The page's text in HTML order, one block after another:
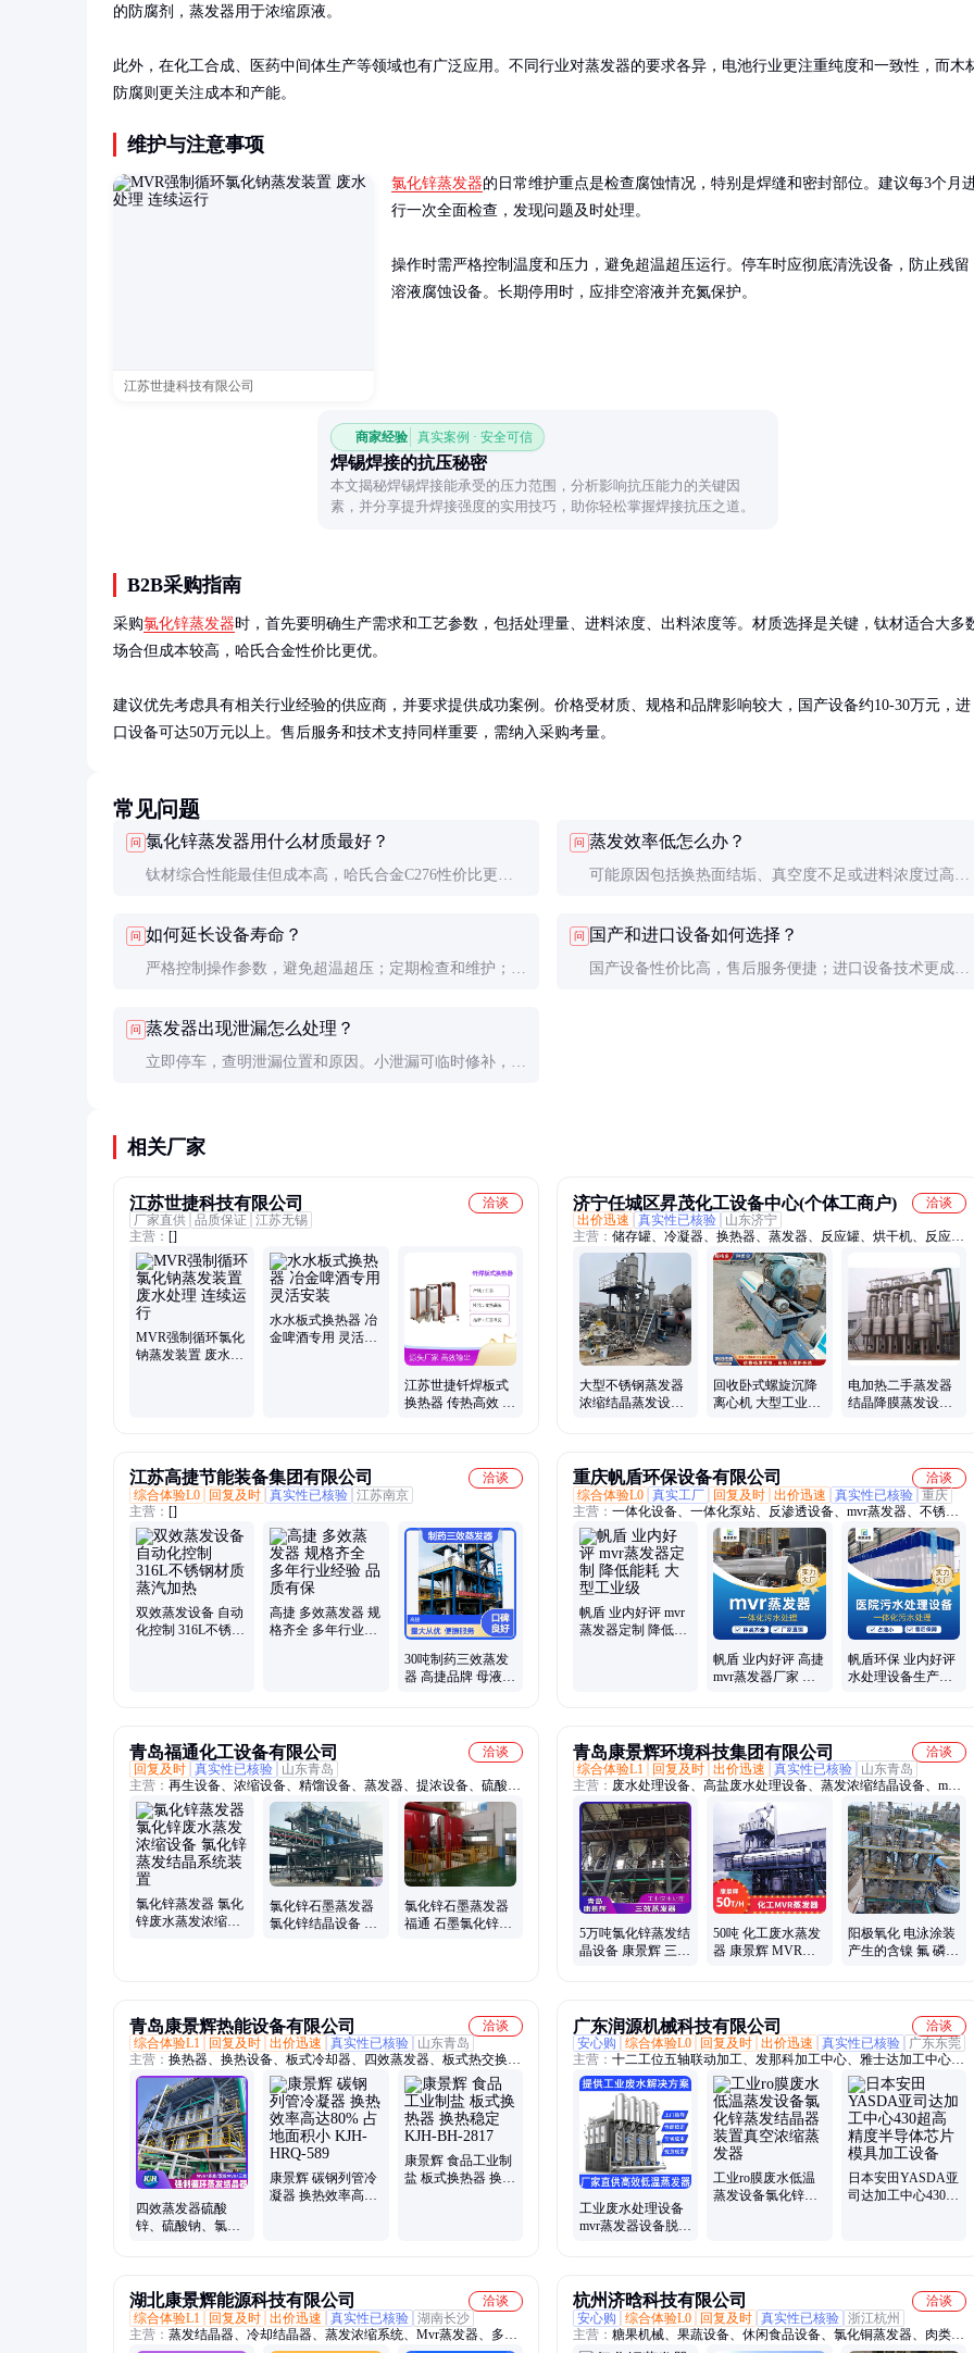
的防腐剂，蒸发器用于浓缩原液。
此外，在化工合成、医药中间体生产等领域也有广泛应用。不同行业对蒸发器的要求各异，电池行业更注重纯度和一致性，而木
防腐则更关注成本和产能。
维护与注意事项
江苏世捷科技有限公司
氯化锌蒸发器的日常维护重点是检查腐蚀情况，特别是焊缝和密封部位。建议每3个月
行一次全面检查，发现问题及时处理。
操作时需严格控制温度和压力，避免超温超压运行。停车时应彻底清洗设备，防止残留
溶液腐蚀设备。长期停用时，应排空溶液并充氮保护。
商家经验 真实案例 · 安全可信
焊锡焊接的抗压秘密
本文揭秘焊锡焊接能承受的压力范围，分析影响抗压能力的关键因
素，并分享提升焊接强度的实用技巧，助你轻松掌握焊接抗压之道。
B2B采购指南
采购氯化锌蒸发器时，首先要明确生产需求和工艺参数，包括处理量、进料浓度、出料浓度等。材质选择是关键，钛材适合大多
场合但成本较高，哈氏合金性价比更优。
建议优先考虑具有相关行业经验的供应商，并要求提供成功案例。价格受材质、规格和品牌影响较大，国产设备约10-30万元，进
口设备可达50万元以上。售后服务和技术支持同样重要，需纳入采购考量。
常见问题
问 氯化锌蒸发器用什么材质最好？
钛材综合性能最佳但成本高，哈氏合金C276性价比更
问 蒸发效率低怎么办？
可能原因包括换热面结垢、真空度不足或进料浓度过高。
问 如何延长设备寿命？
严格控制操作参数，避免超温超压；定期检查和维护；停
问 国产和进口设备如何选择？
国产设备性价比高，售后服务便捷；进口设备技术更成熟
问 蒸发器出现泄漏怎么处理？
立即停车，查明泄漏位置和原因。小泄漏可临时修补，大
相关厂家
江苏世捷科技有限公司
洽谈
厂家直供 品质保证 江苏无锡
主营： []
MVR强制循环氯化
钠蒸发装置 废水处
水水板式换热器 冶
金啤酒专用 灵活安
江苏世捷钎焊板式
换热器 传热高效 应
济宁任城区昇茂化工设备中心(个体工商户)
洽谈
出价迅速
真实性已核验
山东济宁
主营： 储存罐、冷凝器、换热器、蒸发器、反应罐、烘干机、反应
釜、烘干设备、化工储罐、农田耕地犁、卧螺离心机、不锈钢储罐、
二手离心机、碟片离心机、谷子播种机、耕地翻转犁、高压搅拌釜、
三相离心机、沉降离心机、碟片分离机、滚筒干燥机、履带拖拉机、
卸料离心机、工业二手储罐、化工冷凝设备
大型不锈钢蒸发器
浓缩结晶蒸发设备
回收卧式螺旋沉降
离心机 大型工业污
电加热二手蒸发器
结晶降膜蒸发设备
江苏高捷节能装备集团有限公司
洽谈
综合体验L0
回复及时 真实性已核验 江苏南京
主营： []
双效蒸发设备 自动
化控制 316L不锈钢
高捷 多效蒸发器 规
格齐全 多年行业经
30吨制药三效蒸发
器 高捷品牌 母液废
重庆帆盾环保设备有限公司
洽谈
综合体验L0 真实工厂 回复及时 出价迅速 真实性已核验 重庆
主营： 一体化设备、一体化泵站、反渗透设备、mvr蒸发器、不锈钢
水箱、污水处理设备、污水处理装置、污水处理系统、智能废水处
理、二次供水设备、自动废水处理器、食品农林牧养殖
帆盾 业内好评 mvr
蒸发器定制 降低能
帆盾 业内好评 高捷
mvr蒸发器厂家 降
帆盾环保 业内好评
水处理设备生产厂
青岛福通化工设备有限公司
洽谈
回复及时 真实性已核验
山东青岛
主营： 再生设备、浓缩设备、精馏设备、蒸发器、提浓设备、硫酸稀
释、浓缩结晶设备、废酸回收设备、蒸发结晶设备、蒸发浓缩装置、
精馏分离设备、结晶分离设备、盐酸提纯设备、盐酸蒸发浓缩器、废
酸处理设备、废盐酸处理设备
氯化锌蒸发器 氯化
锌废水蒸发浓缩设
氯化锌石墨蒸发器
氯化锌结晶设备 氯
氯化锌石墨蒸发器
福通 石墨氯化锌废
青岛康景辉环境科技集团有限公司
洽谈
综合体验L1
回复及时 出价迅速 真实性已核验
山东青岛
主营： 废水处理设备、高盐废水处理设备、蒸发浓缩结晶设备、mvr
蒸发器、三效蒸发器、多效蒸发器、四效蒸发器、强制循环蒸发器、
降膜蒸发器、三效降膜蒸发器、钛材mvr蒸发器、不锈钢蒸发器、多
效降膜蒸发器、板式mvr蒸发器、管式MVR蒸发器、三效板式蒸发
器、双效MVR蒸发器、工业废水处理设备、化工废水处理设备、电
镀废水处理设备、换热机组、废水蒸发浓缩结晶器
5万吨氯化锌蒸发结
晶设备 康景辉 三效
50吨 化工废水蒸发
器 康景辉 MVR蒸
阳极氧化 电泳涂装
产生的含镍 氟 磷酸
青岛康景辉热能设备有限公司
洽谈
综合体验L1
回复及时 出价迅速 真实性已核验
山东青岛
主营： 换热器、换热设备、板式冷却器、四效蒸发器、板式热交换
器、板式换热装置、化工热交换器
四效蒸发器硫酸
锌、硫酸钠、氯化
康景辉 碳钢列管冷
凝器 换热效率高达
康景辉 食品工业制
盐 板式换热器 换热
广东润源机械科技有限公司
洽谈
安心购
综合体验L0 回复及时 出价迅速 真实性已核验
广东东莞
主营： 十二工位五轴联动加工、发那科加工中心、雅士达加工中心、
mvr蒸发器设备、发那科DC系列机床、YASDA加工中心、雅思达机
床、发那科模具机、发那科小黄机、法兰克模具机、yasda机床、节
电节能设备、节电设备、变压器节电装置、节电设备厂家、多主轴车
铣复合加工中心、转台式复合cnc机床、多工位组合加工中心、多工
位多主轴车铣复合CNC机床、多轴车铣复合CNC机床、六十轴车铣复
合CNC机床、转盘式多方向加工机、多主轴多工位车铣复合加工中
心、转台式多工位组合机床、发那科D54C加工中心D74零件机
工业废水处理设备
mvr蒸发器设备脱模
工业ro膜废水低温
蒸发设备氯化锌蒸
日本安田YASDA亚
司达加工中心430超
湖北康景辉能源科技有限公司
洽谈
综合体验L1
回复及时 出价迅速 真实性已核验 湖南长沙
主营： 蒸发结晶器、冷却结晶器、蒸发浓缩系统、Mvr蒸发器、多效
杭州济晗科技有限公司
洽谈
安心购
综合体验L0 回复及时 真实性已核验 浙江杭州
主营： 糖果机械、果蔬设备、休闲食品设备、氯化铜蒸发器、肉类机